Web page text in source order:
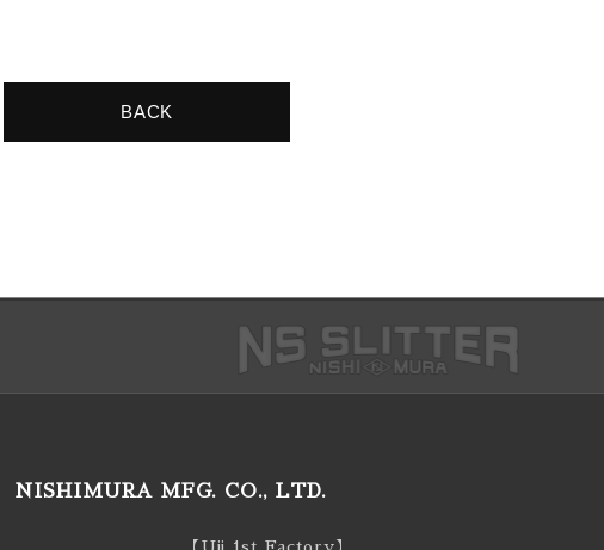
BACK
NISHIMURA MFG. CO., LTD.